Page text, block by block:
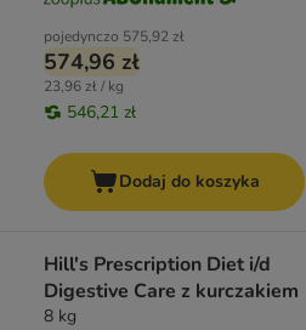
pojedynczo 575,92 zł
574,96 zł
23,96 zł / kg
546,21 zł
Dodaj do koszyka
Hill's Prescription Diet i/d
Digestive Care z kurczakiem
8 kg